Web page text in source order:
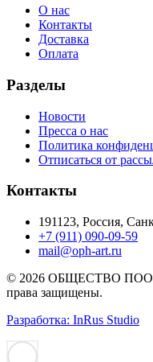
О нас
Контакты
Доставка
Оплата
Разделы
Новости
Пресса о нас
Политика
Отписаться от
Контакты
191123, Россия,
+7 (911) 090-09-59
mail@oph-art.ru
© 2026 ОБЩЕСТВО
права защищены.
Разработка: InRus Studio